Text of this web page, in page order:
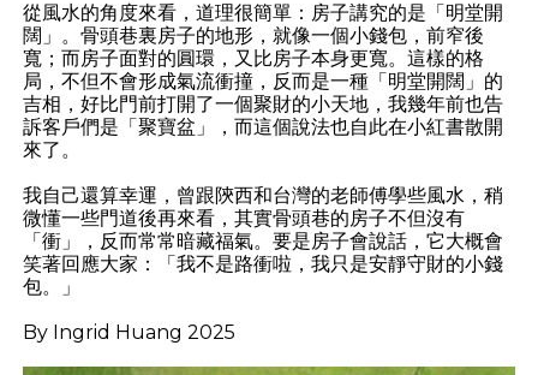
從風水的角度來看，道理很簡單：房子講究的是「明堂開
闊」。骨頭巷裏房子的地形，就像一個小錢包，前窄後
寬；而房子面對的圓環，又比房子本身更寬。這樣的格
局，不但不會形成氣流衝撞，反而是一種「明堂開闊」的
吉相，好比門前打開了一個聚財的小天地，我幾年前也告
訴客戶們是「聚寶盆」，而這個說法也自此在小紅書散開
來了。
我自己還算幸運，曾跟陝西和台灣的老師傅學些風水，稍
微懂一些門道後再來看，其實骨頭巷的房子不但沒有
「衝」，反而常常暗藏福氣。要是房子會說話，它大概會
笑著回應大家：「我不是路衝啦，我只是安靜守財的小錢
包。」
By Ingrid Huang 2025